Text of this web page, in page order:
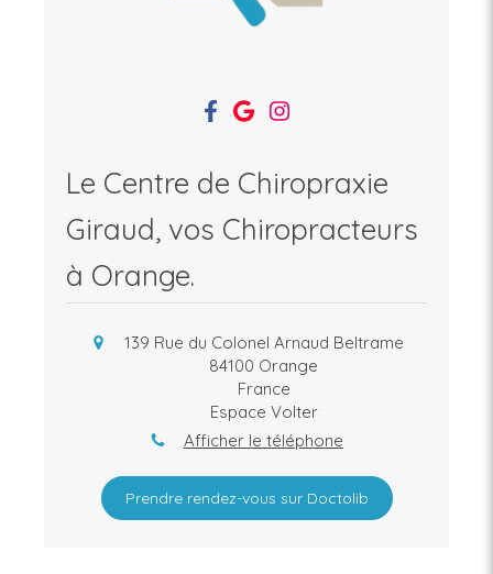
Le Centre de Chiropraxie
Giraud, vos Chiropracteurs
à Orange.
139 Rue du Colonel Arnaud Beltrame
84100 Orange
France
Espace Volter
Afficher le téléphone
Prendre rendez-vous sur Doctolib